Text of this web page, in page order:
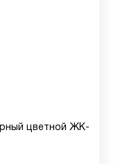
цветной ЖК-